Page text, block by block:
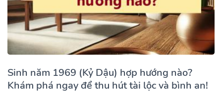
Sinh năm 1969 (Kỷ Dậu) hợp hướng nào?
Khám phá ngay để thu hút tài lộc và bình an!